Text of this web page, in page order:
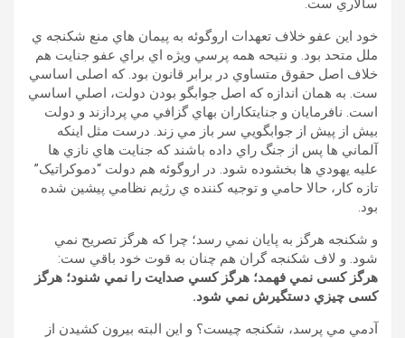
سالاري ست.
خود اين عفو خلاف تعهدات اروگوئه به پيمان هاي منع شکنجه ي
ملل متحد بود. و نتیحه همه پرسي ويژه اي براي عفو جنايت هم
خلاف اصل حقوق متساوي در برابر قانون بود. که اصلی اساسي
ست. به همان اندازه که اصل جوابگو بودن دولت، اصلي اساسي
است. نافرمايان و جنايتکاران بهاي گزافي مي پردازند و دولت
بيش از پيش از جوابگويي سر باز مي زند. درست مثل اينکه
آلماني ها پس از جنگ راي داده باشند که جنايت هاي نازي ها
عليه یهودي ها بخشوده شود. در اروگوئه هم دولت “دموکراتيک”
تازه کار، حالا حامي و توجيه کننده ي رژيم نظامي پيشين شده
بود.
و شکنجه هرگز به پايان نمي رسد؛ چرا که هرگز تصريح نمي
شود. و لاف شکنجه گران هم چنان به قوت خود باقي ست:
هرگز کسی نمي فهمد؛ هرگز کسي صدايت را نمي شنود؛ هرگز
کسی چيزي دستگيرش نمي شود.
آدمي مي پرسد، شکنجه چيست؟ و اين البته بيرون کشيدن از